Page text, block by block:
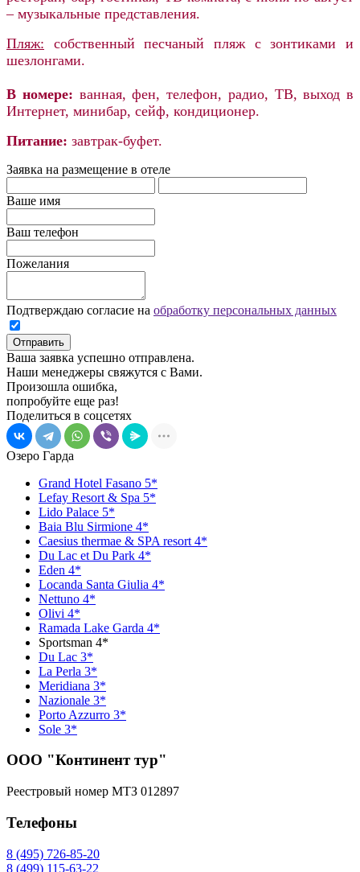
– музыкальные представления.
Пляж: собственный песчаный пляж с зонтиками и
шезлонгами.
В номере: ванная, фен, телефон, радио, ТВ, выход в
Интернет, минибар, сейф, кондиционер.
Питание: завтрак-буфет.
Заявка на размещение в отеле
Ваше имя
Ваш телефон
Пожелания
Подтверждаю согласие на обработку персональных данных
Отправить
Ваша заявка успешно отправлена.
Наши менеджеры свяжутся с Вами.
Произошла ошибка,
попробуйте еще раз!
Поделиться в соцсетях
Озеро Гарда
Grand Hotel Fasano 5*
Lefay Resort & Spa 5*
Lido Palace 5*
Baia Blu Sirmione 4*
Caesius thermae & SPA resort 4*
Du Lac et Du Park 4*
Eden 4*
Locanda Santa Giulia 4*
Nettuno 4*
Olivi 4*
Ramada Lake Garda 4*
Sportsman 4*
Du Lac 3*
La Perla 3*
Meridiana 3*
Nazionale 3*
Porto Azzurro 3*
Sole 3*
ООО "Континент тур"
Реестровый номер МТЗ 012897
Телефоны
8 (495) 726-85-20
8 (499) 115-63-22